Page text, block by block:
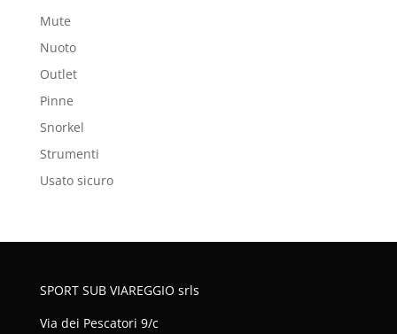
Mute
Nuoto
Outlet
Pinne
Snorkel
Strumenti
Usato sicuro
SPORT SUB VIAREGGIO srls
Via dei Pescatori 9/c